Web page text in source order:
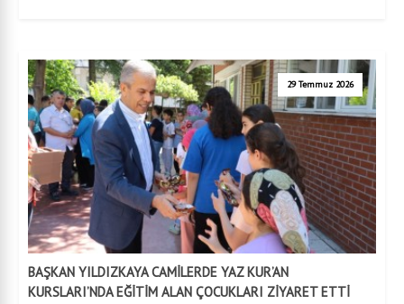
29 Temmuz 2026
BAŞKAN YILDIZKAYA CAMİLERDE YAZ KUR’AN
KURSLARI’NDA EĞİTİM ALAN ÇOCUKLARI ZİYARET ETTİ